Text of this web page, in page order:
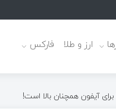
ارز و طلا فارکس
برای آیفون همچنان بالا است!